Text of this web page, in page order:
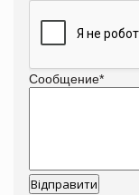
Сообщение*